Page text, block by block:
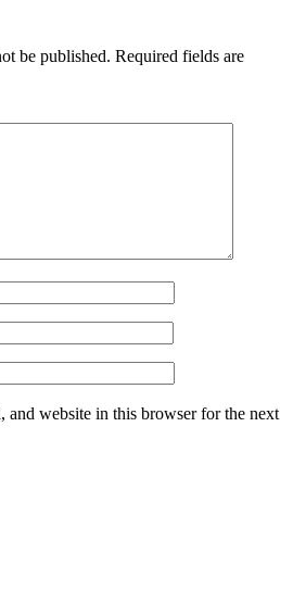
be published. Required fields are
and website in this browser for the next